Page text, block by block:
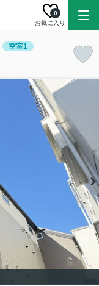
お気に入り
0
空室1